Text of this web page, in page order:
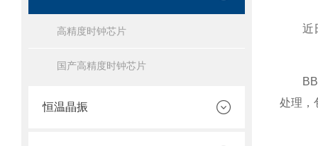
高精度时钟芯片
国产高精度时钟芯片
恒温晶振
近日
BBU
处理，